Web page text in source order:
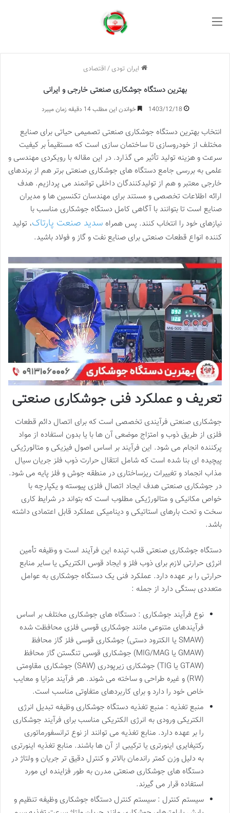
ایران تودی / اقتصادی
بهترین دستگاه جوشکاری صنعتی خارجی و ایرانی
1403/12/18 خواندن این مطلب 14 دقیقه زمان میبرد
انتخاب بهترین دستگاه جوشکاری صنعتی تصمیمی حیاتی برای صنایع
مختلف از خودروسازی تا ساختمان سازی است که مستقیماً بر کیفیت
سرعت و هزینه تولید تأثیر می گذارد. در این مقاله با رویکردی مهندسی و
علمی به بررسی جامع دستگاه های جوشکاری صنعتی برتر هم از برندهای
خارجی معتبر و هم از تولیدکنندگان داخلی توانمند می پردازیم. هدف
ارائه اطلاعات تخصصی و مستند برای مهندسان تکنسین ها و مدیران
صنایع است تا بتوانند با آگاهی کامل دستگاه جوشکاری مناسب با
نیازهای خود را انتخاب کنند. پس همراه سدید صنعت پارتاک، تولید
کننده انواع قطعات صنعتی برای صنایع نفت و گاز و فولاد باشید.
تعریف و عملکرد فنی جوشکاری صنعتی
جوشکاری صنعتی فرآیندی تخصصی است که برای اتصال دائم قطعات
فلزی از طریق ذوب و امتزاج موضعی آن ها با یا بدون استفاده از مواد
پرکننده انجام می شود. این فرآیند بر اساس اصول فیزیکی و متالورژیکی
پیچیده ای بنا شده است که شامل انتقال حرارت ذوب فلز جریان سیال
مذاب انجماد و تغییرات ریزساختاری در منطقه جوش و فلز پایه می شود.
در جوشکاری صنعتی هدف ایجاد اتصال فلزی پیوسته و یکپارچه با
خواص مکانیکی و متالورژیکی مطلوب است که بتواند در شرایط کاری
سخت و تحت بارهای استاتیکی و دینامیکی عملکرد قابل اعتمادی داشته
باشد.
دستگاه جوشکاری صنعتی قلب تپنده این فرآیند است و وظیفه تأمین
انرژی حرارتی لازم برای ذوب فلز و ایجاد قوس الکتریکی یا سایر منابع
حرارتی را بر عهده دارد. عملکرد فنی یک دستگاه جوشکاری به عوامل
متعددی بستگی دارد از جمله :
نوع فرآیند جوشکاری : دستگاه های جوشکاری مختلف بر اساس
فرآیندهای متنوعی مانند جوشکاری قوسی فلزی محافظت شده
(SMAW یا الکترود دستی) جوشکاری قوسی فلز گاز محافظ
(GMAW یا MIG/MAG) جوشکاری قوسی تنگستن گاز محافظ
(GTAW یا TIG) جوشکاری زیرپودری (SAW) جوشکاری مقاومتی
(RW) و غیره طراحی و ساخته می شوند. هر فرآیند مزایا و معایب
خاص خود را دارد و برای کاربردهای متفاوتی مناسب است.
منبع تغذیه : منبع تغذیه دستگاه جوشکاری وظیفه تبدیل انرژی
الکتریکی ورودی به انرژی الکتریکی مناسب برای فرآیند جوشکاری
را بر عهده دارد. منابع تغذیه می توانند از نوع ترانسفورماتوری
رکتیفایری اینورتری یا ترکیبی از آن ها باشند. منابع تغذیه اینورتری
به دلیل وزن کمتر راندمان بالاتر و کنترل دقیق تر جریان و ولتاژ در
دستگاه های جوشکاری صنعتی مدرن به طور فزاینده ای مورد
استفاده قرار می گیرند.
سیستم کنترل : سیستم کنترل دستگاه جوشکاری وظیفه تنظیم و